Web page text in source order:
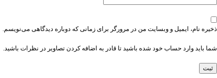
ذخیره نام، ایمیل و وبسایت من در مرورگر برای زمانی که دوباره دیدگاهی می‌نویسم.
شما باید وارد حساب خود شده باشید تا قادر به اضافه کردن تصاویر در نظرات باشید.